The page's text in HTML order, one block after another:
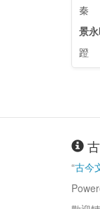
秦
景
蹬
“古今